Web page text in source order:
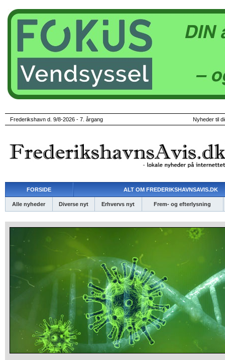
Frederikshavn d. 9/8-2026 - 7. årgang Nyheder til
FORSIDE ALT OM FREDERIKSHAVNSAVIS.DK
Alle nyheder Diverse nyt Erhvervs nyt Frem- og efterlysning